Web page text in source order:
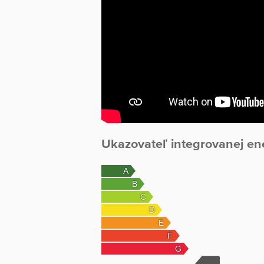
Poloha v centre obce zaručuje výbornú
prestížne miesto pre život.
Ukazovateľ integrovanej